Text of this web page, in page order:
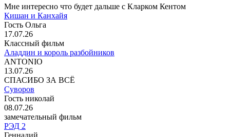
Мне интересно что будет дальше с Кларком Кентом
Кишан и Канхайя
Гость Ольга
17.07.26
Классный фильм
Аладдин и король разбойников
ANTONIO
13.07.26
СПАСИБО ЗА ВСЁ
Суворов
Гость николай
08.07.26
замечательный фильм
РЭД 2
Геннадий